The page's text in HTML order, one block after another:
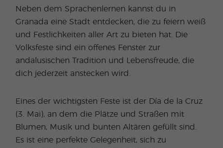
Neben dem Sprachenlernen kannst du in
Granada eine Stadt entdecken, die zu feiern weiß
und Festlichkeiten aller Art zu bieten hat. Die
Volksfeste sind ein offenes Fenster zur
andalusischen Tradition und Lebensfreude, die
dich jederzeit anstecken wird.
Eines der wichtigsten Feste ist der Día de la Cruz
(3. Mai), an dem die Plätze und Straßen mit
Blumen, Musik und bunten Altären gefüllt sind.
Es ist eine perfekte Gelegenheit, sich zu